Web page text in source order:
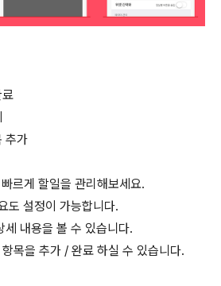
추가
르게 할일을 관리해보세요.
도 설정이 가능합니다.
내용을 볼 수 있습니다.
목을 추가 / 완료 하실 수 있습니다.